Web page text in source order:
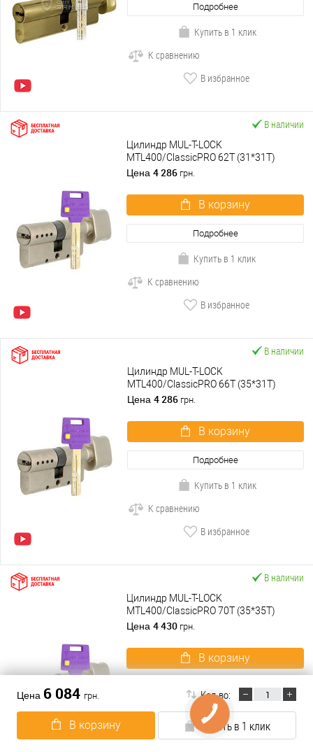
Цена 6 084 грн. Кол-во:
В корзину Купить в 1 клик
Подробнее
Купить в 1 клик
К сравнению
В избранное
В наличии
Цилиндр MUL-T-LOCK
MTL400/ClassicPRO 62T (31*31T)
никель сатин
Цена 4 286 грн.
В корзину
Подробнее
Купить в 1 клик
К сравнению
В избранное
В наличии
Цилиндр MUL-T-LOCK
MTL400/ClassicPRO 66T (35*31T)
никель сатин
Цена 4 286 грн.
В корзину
Подробнее
Купить в 1 клик
К сравнению
В избранное
В наличии
Цилиндр MUL-T-LOCK
MTL400/ClassicPRO 70T (35*35T)
никель сатин
Цена 4 430 грн.
В корзину
Купить в 1 клик
К сравнению